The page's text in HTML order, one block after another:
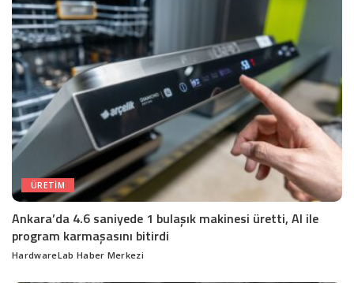
ÜRETIM
Ankara’da 4.6 saniyede 1 bulaşık makinesi üretti, AI ile
program karmaşasını bitirdi
Posted
HardwareLab Haber Merkezi